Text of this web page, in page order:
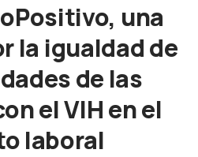
una
la igualdad de
de las
el VIH en el
laboral